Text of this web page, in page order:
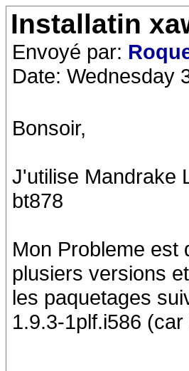
Installatin
Envoyé par:
Date: Wednesday
Bonsoir,
J'utilise Mandrake
bt878
Mon Probleme est
plusiers versions
les paquetages
1.9.3-1plf.i586